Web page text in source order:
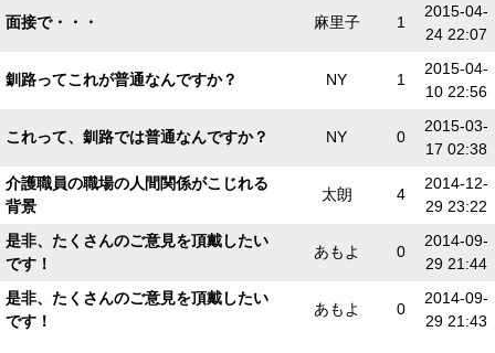
面接で・・・ 麻里子 1
2015-04-
24 22:07
釧路ってこれが普通なんですか？ NY 1
2015-04-
10 22:56
これって、釧路では普通なんですか？ NY 0
2015-03-
17 02:38
介護職員の職場の人間関係がこじれる
背景
太朗 4
2014-12-
29 23:22
是非、たくさんのご意見を頂戴したい
です！
あもよ 0
2014-09-
29 21:44
是非、たくさんのご意見を頂戴したい
です！
あもよ 0
2014-09-
29 21:43